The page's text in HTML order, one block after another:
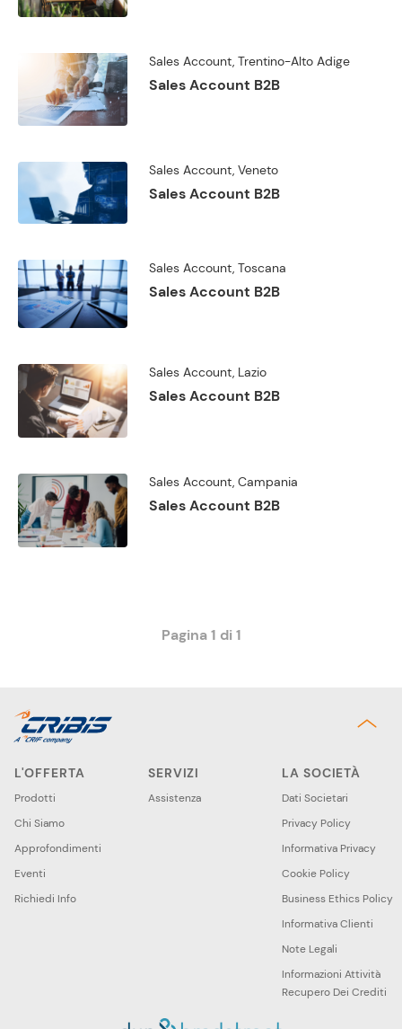
Sales Account, Trentino-Alto Adige
Sales Account B2B
Sales Account, Veneto
Sales Account B2B
Sales Account, Toscana
Sales Account B2B
Sales Account, Lazio
Sales Account B2B
Sales Account, Campania
Sales Account B2B
Pagina 1 di 1
L'OFFERTA
Prodotti
Chi Siamo
Approfondimenti
Eventi
Richiedi Info
SERVIZI
Assistenza
LA SOCIETÀ
Dati Societari
Privacy Policy
Informativa Privacy
Cookie Policy
Business Ethics Policy
Informativa Clienti
Note Legali
Informazioni Attività
Recupero Dei Crediti